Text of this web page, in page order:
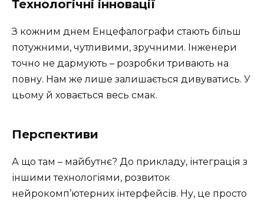
Технологічні інновації
З кожним днем Енцефалографи стають більш
потужними, чутливими, зручними. Інженери
точно не дармують – розробки тривають на
повну. Нам же лише залишається дивуватись. У
цьому й ховається весь смак.
Перспективи
А що там – майбутнє? До прикладу, інтеграція з
іншими технологіями, розвиток
нейрокомп’ютерних інтерфейсів. Ну, це просто